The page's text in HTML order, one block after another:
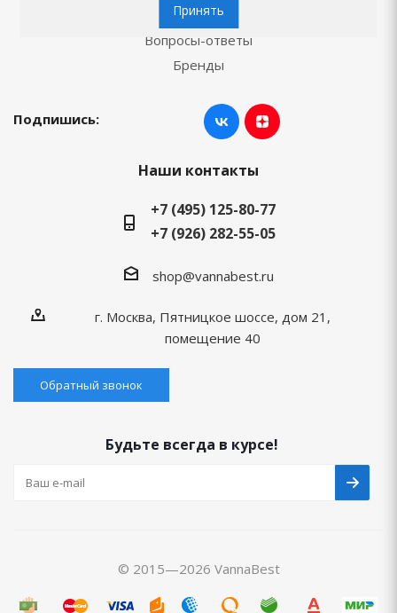
Новости
Вопросы-ответы
Бренды
Подпишись:
Наши контакты
+7 (495) 125-80-77
+7 (926) 282-55-05
shop@vannabest.ru
г. Москва, Пятницкое шоссе, дом 21,
помещение 40
Обратный звонок
Будьте всегда в курсе!
© 2015—2026 VannaBest
Принять